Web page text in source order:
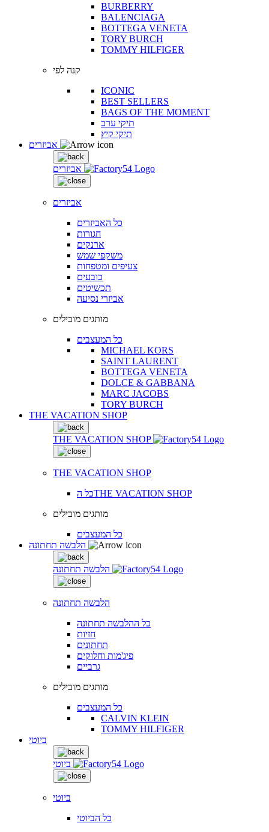
BURBERRY
BALENCIAGA
BOTTEGA VENETA
TORY BURCH
TOMMY HILFIGER
קנה לפי
ICONIC
BEST SELLERS
BAGS OF THE MOMENT
תיקי ערב
תיקי קיץ
אביזרים
אביזרים
כל האביזרים
חגורות
ארנקים
משקפי שמש
צעיפים ומטפחות
כובעים
תכשיטים
אביזרי נסיעה
מותגים מובילים
כל המעצבים
MICHAEL KORS
SAINT LAURENT
BOTTEGA VENETA
DOLCE & GABBANA
MARC JACOBS
TORY BURCH
THE VACATION SHOP
THE VACATION SHOP
THE VACATION SHOP
כל הTHE VACATION SHOP
מותגים מובילים
כל המעצבים
הלבשה תחתונה
הלבשה תחתונה
כל ההלבשה תחתונה
חזיות
תחתונים
פיג'מות וחלוקים
גרביים
מותגים מובילים
כל המעצבים
CALVIN KLEIN
TOMMY HILFIGER
ביוטי
ביוטי
ביוטי
כל הביוטי